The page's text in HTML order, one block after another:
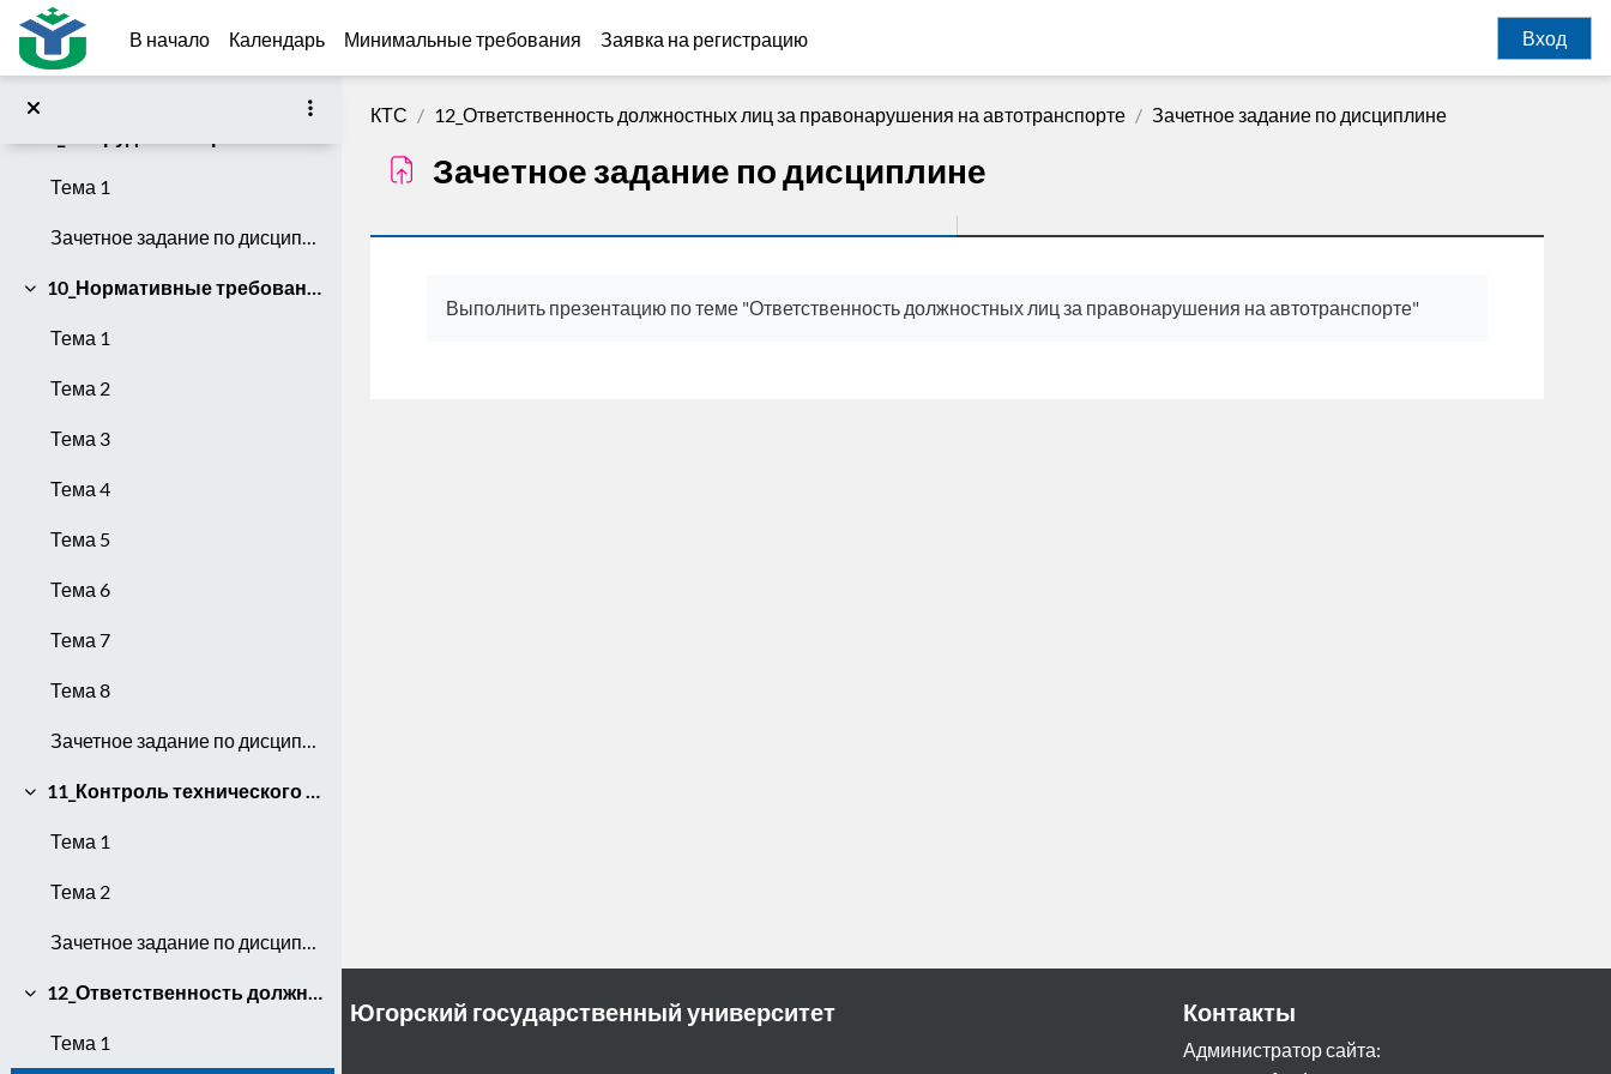
Перейти к основному содержанию
В начало Календарь Минимальные требования Заявка на регистрацию Вход
Тема 2
Свернуть
Тема 1
Зачетное задание по дисциплине
Свернуть
10_Нормативные требования к состоянию автотранспортных средств, методы и технология проверки
Тема 1
Тема 2
Тема 3
Тема 4
Тема 5
Тема 6
Тема 7
Тема 8
Зачетное задание по дисциплине
Свернуть
11_Контроль технического состояния автомобилей при возвращении на предприятие
Тема 1
Тема 2
Зачетное задание по дисциплине
Свернуть
12_Ответственность должностных лиц за правонарушения на автотранспорте
Тема 1
КТС 12_Ответственность должностных лиц за правонарушения на автотранспорте Зачетное задание по дисциплине
Зачетное задание по дисциплине
Выполнить презентацию по теме "Ответственность должностных лиц за правонарушения на автотранспорте"
Югорский государственный университет Контакты
Администратор сайта: